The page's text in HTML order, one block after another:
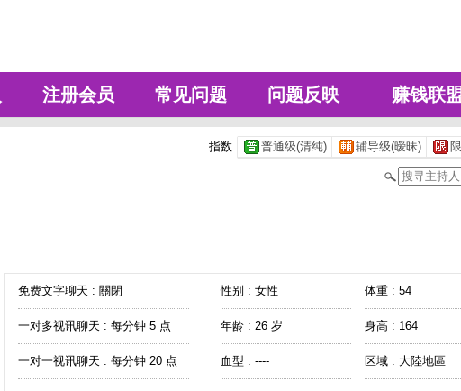
注册会员 常见问题 问题反映 赚钱联
指数 普通级(清纯) 辅导级(暧昧)
免费文字聊天 : 關閉
一对多视讯聊天 : 每分钟 5 点
一对一视讯聊天 : 每分钟 20 点
性别 : 女性 体重 : 54
年龄 : 26 岁 身高 : 164
血型 : ---- 区域 : 大陸地區